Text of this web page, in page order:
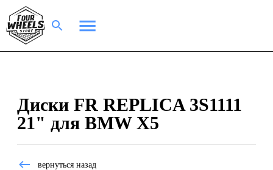
Диски FR REPLICA 3S1111
21" для BMW X5
вернуться назад